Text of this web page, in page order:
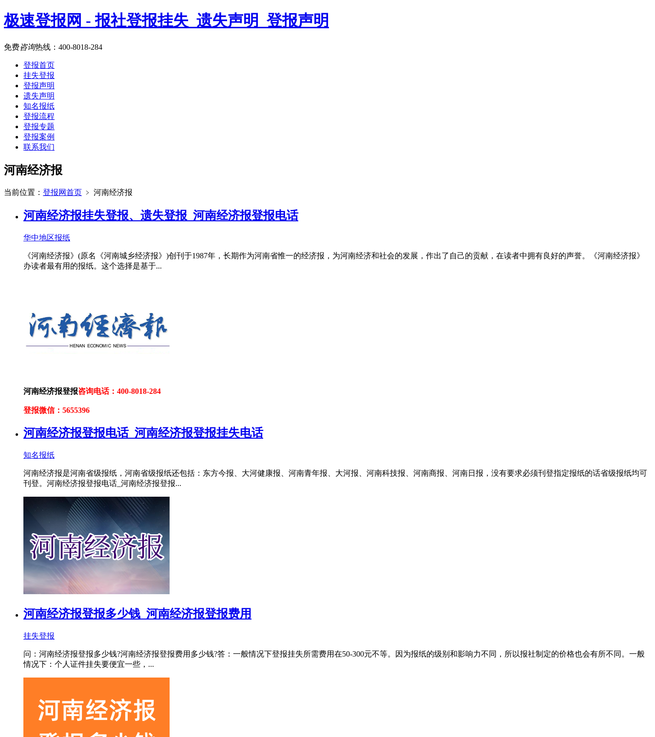
极速登报网 - 报社登报挂失_遗失声明_登报声明
免费咨询热线： 400-8018-284
登报首页
挂失登报
登报声明
遗失声明
知名报纸
登报流程
登报专题
登报案例
联系我们
河南经济报
当前位置： 登报网首页 ﹥ 河南经济报
河南经济报挂失登报、遗失登报_河南经济报登报电话
华中地区报纸
《河南经济报》(原名《河南城乡经济报》)创刊于1987年，长期作为河南省惟一的经济报，为河南经济和社会的发展，作出了自己的贡献，在读者中拥有良好的声誉。《河南经济报》
办读者最有用的报纸。这个选择是基于...
河南经济报登报咨询电话：400-8018-284
登报微信：5655396
河南经济报登报电话_河南经济报登报挂失电话
知名报纸
河南经济报是河南省级报纸，河南省级报纸还包括：东方今报、大河健康报、河南青年报、大河报、河南科技报、河南商报、河南日报，没有要求必须刊登指定报纸的话省级报纸均可
刊登。河南经济报登报电话_河南经济报登报...
河南经济报登报多少钱_河南经济报登报费用
挂失登报
问：河南经济报登报多少钱?河南经济报登报费用多少钱?答：一般情况下登报挂失所需费用在50-300元不等。因为报纸的级别和影响力不同，所以报社制定的价格也会有所不同。一般
情况下：个人证件挂失要便宜一些，...